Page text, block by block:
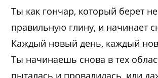
Ты как гончар, который берет
правильную глину, и начинает
Каждый новый день, каждый
Ты начинаешь снова в тех
пыталась и провалилась, или